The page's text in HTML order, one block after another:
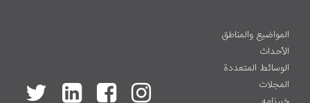
المواضيع والمناطق
الأحداث
الوسائط المتعددة
المجلات